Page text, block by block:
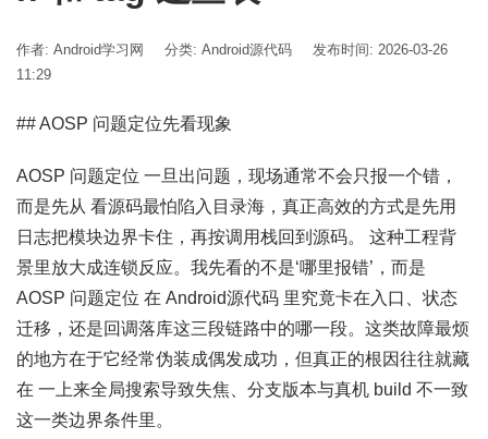
作者: Android学习网 分类: Android源代码
发布时间: 2026-03-26
11:29
## AOSP 问题定位先看现象
AOSP 问题定位 一旦出问题，现场通常不会只报一个错，
而是先从 看源码最怕陷入目录海，真正高效的方式是先用
日志把模块边界卡住，再按调用栈回到源码。 这种工程背
景里放大成连锁反应。我先看的不是‘哪里报错’，而是
AOSP 问题定位 在 Android源代码 里究竟卡在入口、状态
迁移，还是回调落库这三段链路中的哪一段。这类故障最烦
的地方在于它经常伪装成偶发成功，但真正的根因往往就藏
在 一上来全局搜索导致失焦、分支版本与真机 build 不一致
这一类边界条件里。